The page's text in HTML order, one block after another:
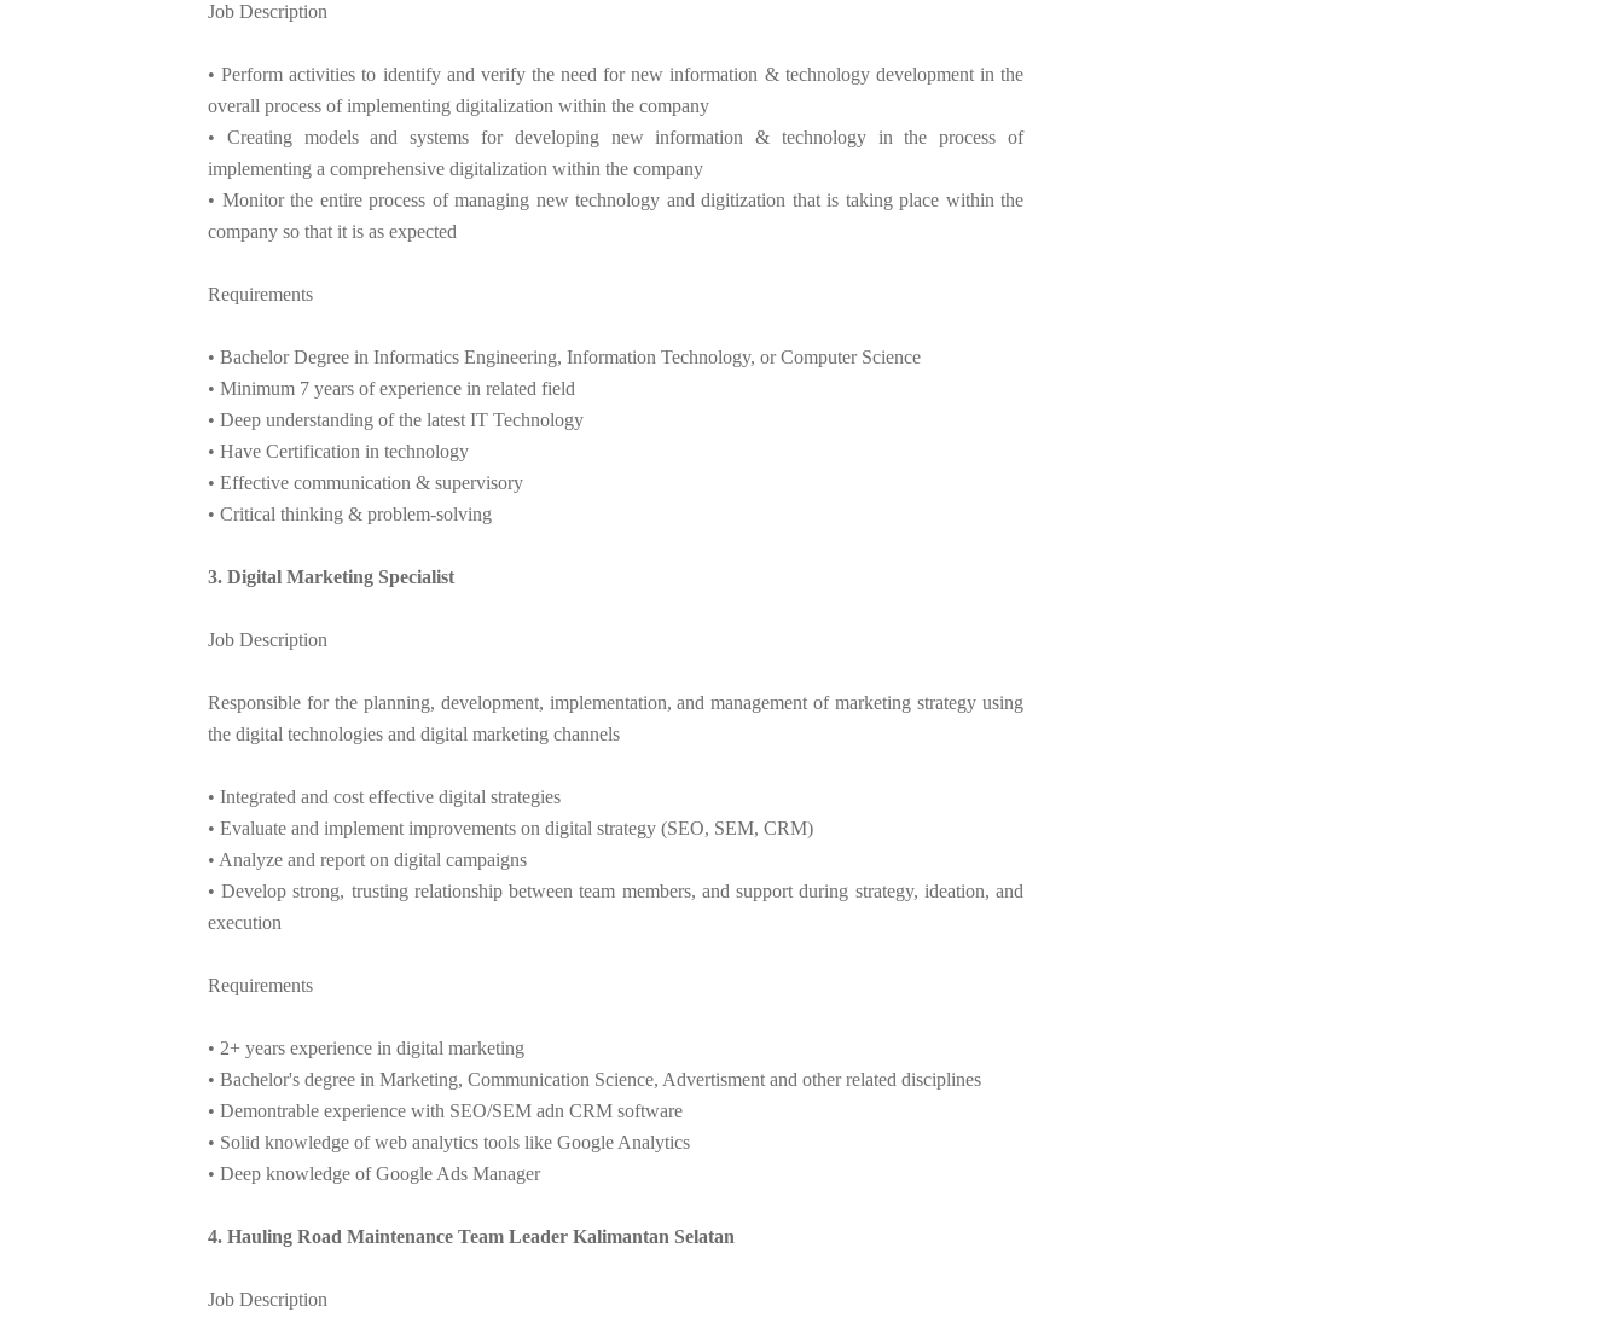
Job Description
• Perform activities to identify and verify the need for new information & technology development in the
overall process of implementing digitalization within the company
• Creating models and systems for developing new information & technology in the process of
implementing a comprehensive digitalization within the company
• Monitor the entire process of managing new technology and digitization that is taking place within the
company so that it is as expected
Requirements
• Bachelor Degree in Informatics Engineering, Information Technology, or Computer Science
• Minimum 7 years of experience in related field
• Deep understanding of the latest IT Technology
• Have Certification in technology
• Effective communication & supervisory
• Critical thinking & problem-solving
3. Digital Marketing Specialist
Job Description
Responsible for the planning, development, implementation, and management of marketing strategy using
the digital technologies and digital marketing channels
• Integrated and cost effective digital strategies
• Evaluate and implement improvements on digital strategy (SEO, SEM, CRM)
• Analyze and report on digital campaigns
• Develop strong, trusting relationship between team members, and support during strategy, ideation, and
execution
Requirements
• 2+ years experience in digital marketing
• Bachelor's degree in Marketing, Communication Science, Advertisment and other related disciplines
• Demontrable experience with SEO/SEM adn CRM software
• Solid knowledge of web analytics tools like Google Analytics
• Deep knowledge of Google Ads Manager
4. Hauling Road Maintenance Team Leader Kalimantan Selatan
Job Description